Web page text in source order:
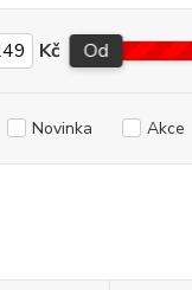
Kč Od
Novinka Akce